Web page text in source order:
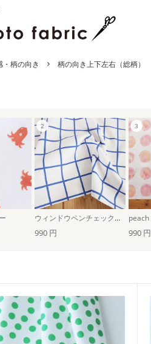
・柄の向き 柄の向き上下左右（総柄）
ウィンドウペンチェック（ブルー） peach
990 円 990 円